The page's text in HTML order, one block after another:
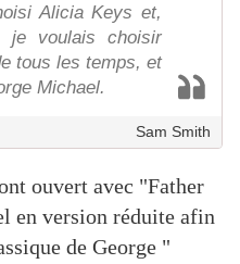
Alicia Keys et,
je voulais choisir
tous les temps, et
Michael.
Sam Smith
ouvert avec "Father
en version réduite afin
de George "